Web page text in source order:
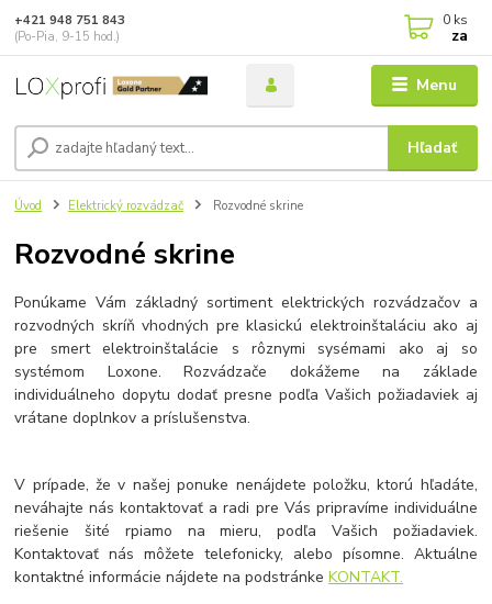
Menu
Hľadať
+421 948 751 843
(Po-Pia, 9-15 hod.)
0 ks
za
Úvod Elektrický rozvádzač Rozvodné skrine
Rozvodné skrine
Ponúkame Vám základný sortiment elektrických rozvádzačov a
rozvodných skríň vhodných pre klasickú elektroinštaláciu ako aj
pre smert elektroinštalácie s rôznymi sysémami ako aj so
systémom Loxone. Rozvádzače dokážeme na základe
individuálneho dopytu dodať presne podľa Vašich požiadaviek aj
vrátane doplnkov a príslušenstva.
V prípade, že v našej ponuke nenájdete položku, ktorú hľadáte,
neváhajte nás kontaktovať a radi pre Vás pripravíme individuálne
riešenie šité rpiamo na mieru, podľa Vašich požiadaviek.
Kontaktovať nás môžete telefonicky, alebo písomne. Aktuálne
kontaktné informácie nájdete na podstránkeKONTAKT.